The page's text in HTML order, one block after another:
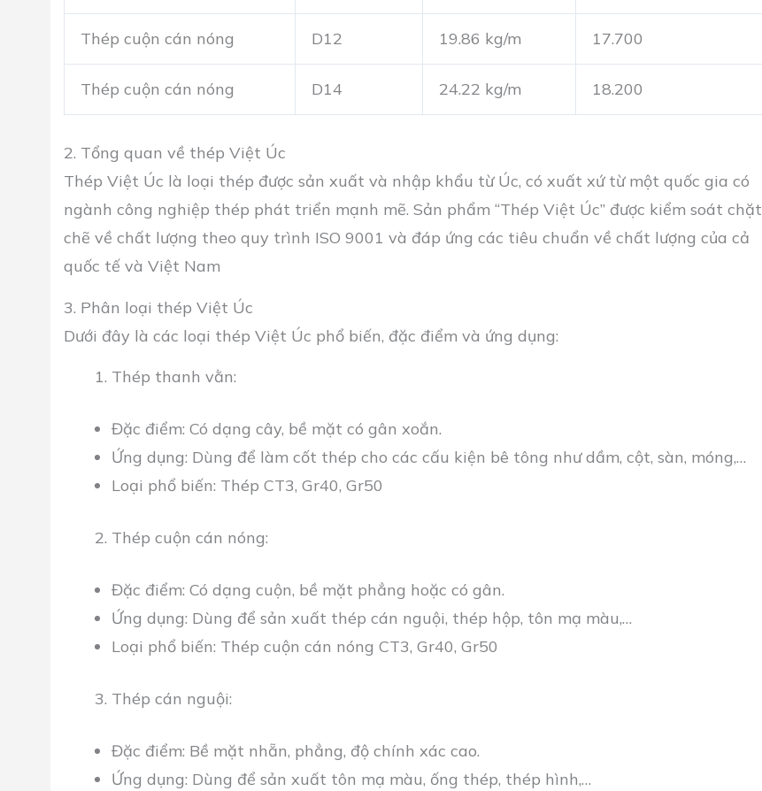
Thép cuộn cán nóng D12 19.86 kg/m 17.700
Thép cuộn cán nóng D14 24.22 kg/m 18.200
2. Tổng quan về thép Việt Úc
Thép Việt Úc là loại thép được sản xuất và nhập khẩu từ Úc, có xuất xứ từ một quốc gia có
ngành công nghiệp thép phát triển mạnh mẽ. Sản phẩm “Thép Việt Úc” được kiểm soát chặt
chẽ về chất lượng theo quy trình ISO 9001 và đáp ứng các tiêu chuẩn về chất lượng của cả
quốc tế và Việt Nam
3. Phân loại thép Việt Úc
Dưới đây là các loại thép Việt Úc phổ biến, đặc điểm và ứng dụng:
Thép thanh vằn:
Đặc điểm: Có dạng cây, bề mặt có gân xoắn.
Ứng dụng: Dùng để làm cốt thép cho các cấu kiện bê tông như dầm, cột, sàn, móng,…
Loại phổ biến: Thép CT3, Gr40, Gr50
Thép cuộn cán nóng:
Đặc điểm: Có dạng cuộn, bề mặt phẳng hoặc có gân.
Ứng dụng: Dùng để sản xuất thép cán nguội, thép hộp, tôn mạ màu,…
Loại phổ biến: Thép cuộn cán nóng CT3, Gr40, Gr50
Thép cán nguội:
Đặc điểm: Bề mặt nhẵn, phẳng, độ chính xác cao.
Ứng dụng: Dùng để sản xuất tôn mạ màu, ống thép, thép hình,…